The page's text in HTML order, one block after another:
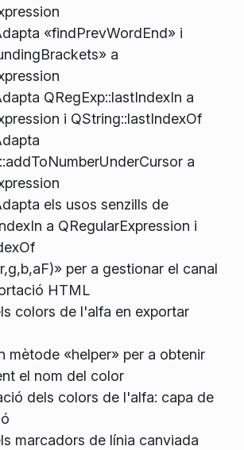
«findPrevWordEnd» i
a
QRegExp::lastIndexIn a
i QString::lastIndexOf
a
els usos senzills de
a QRegularExpression i
per a gestionar el canal
HTML
colors de l'alfa en exportar
mètode «helper» per a obtenir
el nom del color
dels colors de l'alfa: capa de
marcadors de línia canviada